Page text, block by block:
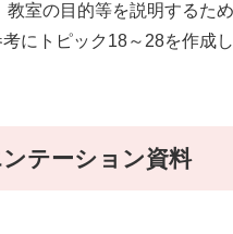
室の目的等を説明するた
にトピック18～28を作成
テーション資料